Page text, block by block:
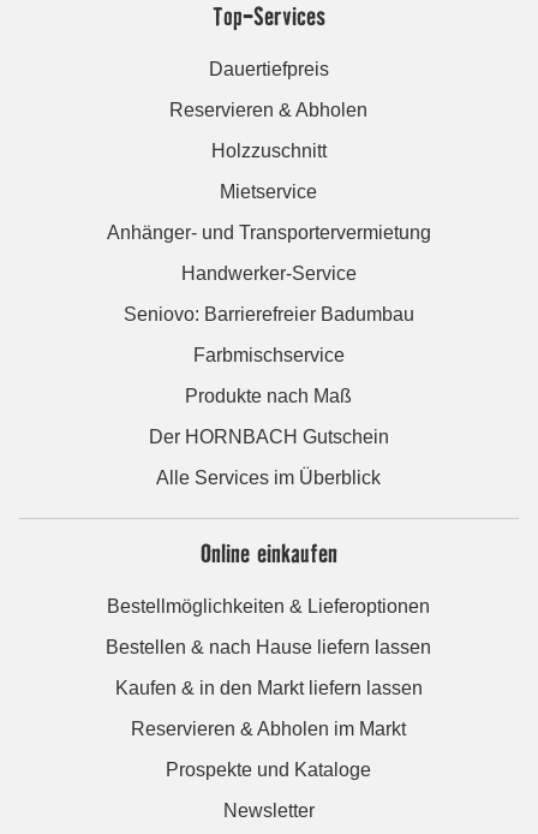
Top-Services
Dauertiefpreis
Reservieren & Abholen
Holzzuschnitt
Mietservice
Anhänger- und Transportervermietung
Handwerker-Service
Seniovo: Barrierefreier Badumbau
Farbmischservice
Produkte nach Maß
Der HORNBACH Gutschein
Alle Services im Überblick
Online einkaufen
Bestellmöglichkeiten & Lieferoptionen
Bestellen & nach Hause liefern lassen
Kaufen & in den Markt liefern lassen
Reservieren & Abholen im Markt
Prospekte und Kataloge
Newsletter